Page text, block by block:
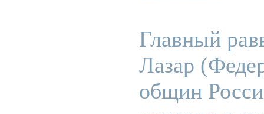
Главный
Лазар
общин